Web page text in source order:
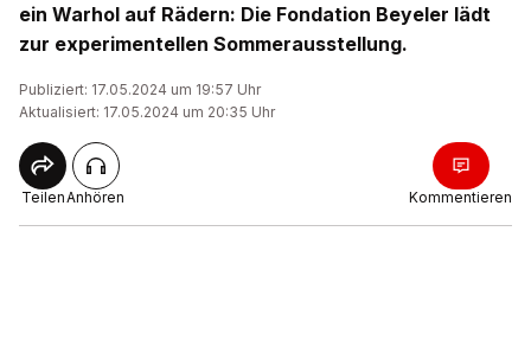
ein Warhol auf Rädern: Die Fondation Beyeler lädt
zur experimentellen Sommerausstellung.
Publiziert: 17.05.2024 um 19:57 Uhr
Aktualisiert: 17.05.2024 um 20:35 Uhr
TeilenAnhören Kommentieren